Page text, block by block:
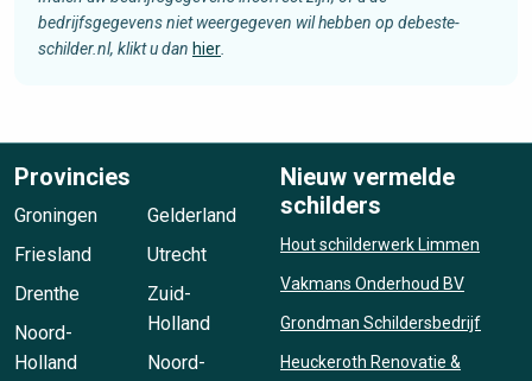
bedrijfsgegevens niet weergegeven wil hebben op debeste-
schilder.nl, klikt u dan hier
Provincies
Groningen
Friesland
Drenthe
Noord-
Holland
Gelderland
Utrecht
Zuid-
Holland
Noord-
Nieuw vermelde
schilders
Hout schilderwerk Limmen
Vakmans Onderhoud BV
Grondman Schildersbedrijf
Heuckeroth Renovatie &